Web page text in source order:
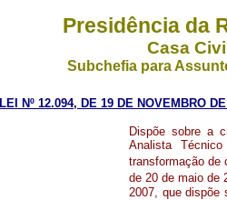
Presidência da
Casa Civil
Subchefia para
LEI Nº 12.094, DE 19 DE NOVEMBRO
Dispõe sobre a
Analista
transformação de
de 20 de maio de
2007, que dispõe